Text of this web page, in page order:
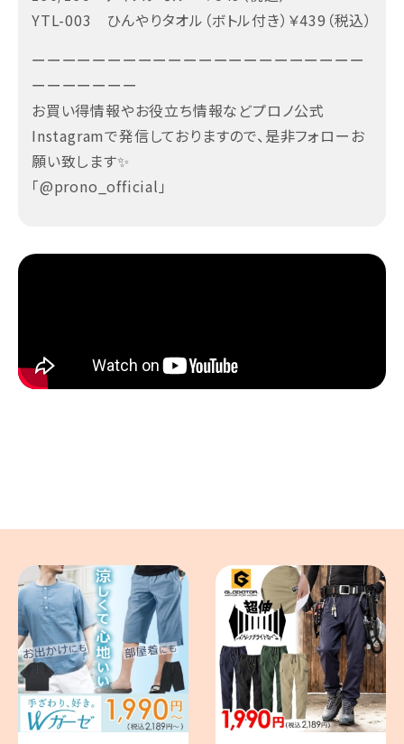
YTL-003 ひんやりタオル（ボトル付き）￥439（税込）
ーーーーーーーーーーーーーーーーーーーーーー
ーーーーーーー
お買い得情報やお役立ち情報などプロノ公式
Instagramで発信しておりますので、是非フォローお
願い致します✨
「@prono_official」